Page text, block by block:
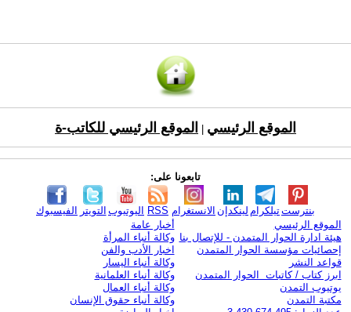
الموقع الرئيسي الموقع الرئيسي للكاتب-ة
تابعونا على:
الفيسبوك التويتر اليوتيوب RSS الانستغرام لينكدإن تيلكرامبنترست
الموقع الرئيسي
هيئة ادارة الحوار المتمدن - للإتصال بنا
إحصائيات مؤسسة الحوار المتمدن
قواعد النشر
ابرز كتاب / كاتبات الحوار المتمدن
يوتيوب التمدن
مكتبة التمدن
أخبار عامة
وكالة أنباء المرأة
اخبار الأدب والفن
وكالة أنباء اليسار
وكالة أنباء العلمانية
وكالة أنباء العمال
وكالة أنباء حقوق الإنسان